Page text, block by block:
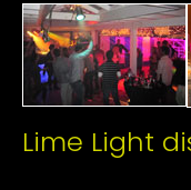
Lime Light